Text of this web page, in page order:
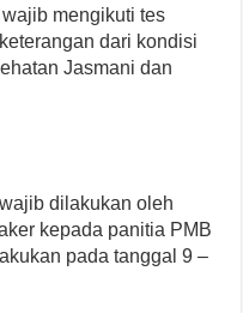
mengikuti tes
dari kondisi
Jasmani dan
dilakukan oleh
kepada panitia PMB
pada tanggal 9 –